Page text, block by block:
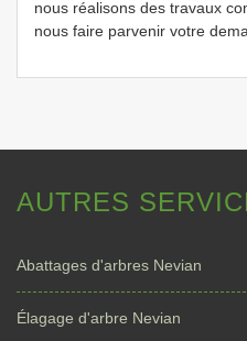
nous réalisons des travaux
nous faire parvenir votre
AUTRES
Abattages d'arbres Nevian
Élagage d'arbre Nevian